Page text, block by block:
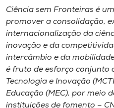
Editora
Rádio
Museu
Ciência sem Fronteiras é
promover a consolidação,
internacionalização da
inovação e da
intercâmbio e da
é fruto de esforço conjunto
Tecnologia e Inovação
Educação (MEC), por meio
instituições de fomento –